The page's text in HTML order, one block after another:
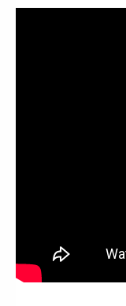
Buruhandiak
Festak